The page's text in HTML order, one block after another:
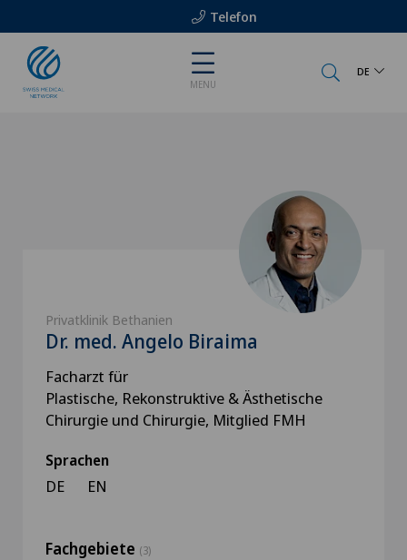
Telefon
MENU
DE
Privatklinik Bethanien
Dr. med. Angelo Biraima
Facharzt für
Plastische, Rekonstruktive & Ästhetische
Chirurgie und Chirurgie, Mitglied FMH
Sprachen
DE EN
Fachgebiete (3)